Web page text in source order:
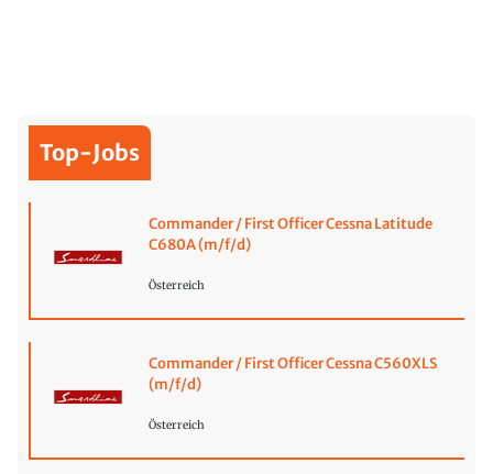
Top-Jobs
Commander / First Officer Cessna Latitude
C680A (m/f/d)
Österreich
Commander / First Officer Cessna C560XLS
(m/f/d)
Österreich